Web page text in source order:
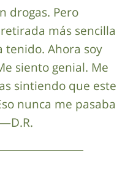
drogas. Pero
más sencilla
tenido. Ahora soy
siento genial. Me
sintiendo que este
nunca me pasaba